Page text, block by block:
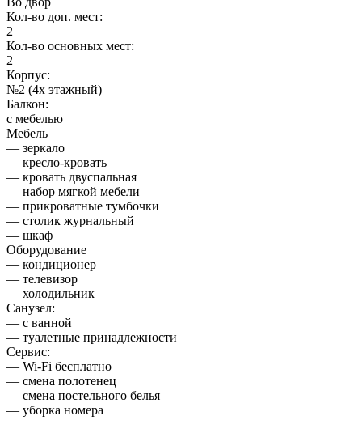
Кол-во доп. мест:
2
Кол-во основных мест:
2
Корпус:
№2 (4х этажный)
Балкон:
с мебелью
Мебель
— зеркало
— кресло-кровать
— кровать двуспальная
— набор мягкой мебели
— прикроватные тумбочки
— столик журнальный
— шкаф
Оборудование
— кондиционер
— телевизор
— холодильник
Санузел:
— с ванной
— туалетные принадлежности
Сервис:
— Wi-Fi бесплатно
— смена полотенец
— смена постельного белья
— уборка номера